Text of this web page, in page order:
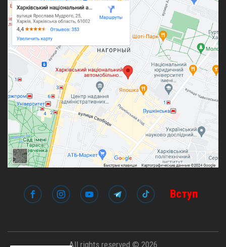
Вступ
All rights reserved © 2026